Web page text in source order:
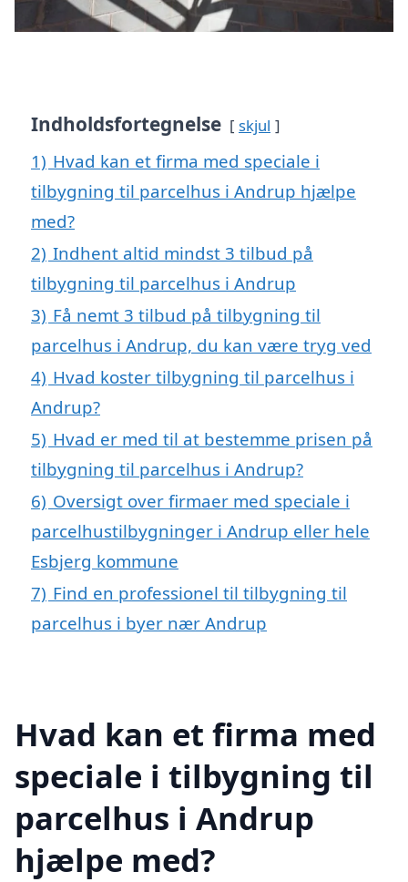
Indholdsfortegnelse skjul
1) Hvad kan et firma med speciale i
tilbygning til parcelhus i Andrup hjælpe
med?
2) Indhent altid mindst 3 tilbud på
tilbygning til parcelhus i Andrup
3) Få nemt 3 tilbud på tilbygning til
parcelhus i Andrup, du kan være tryg ved
4) Hvad koster tilbygning til parcelhus i
Andrup?
5) Hvad er med til at bestemme prisen på
tilbygning til parcelhus i Andrup?
6) Oversigt over firmaer med speciale i
parcelhustilbygninger i Andrup eller hele
Esbjerg kommune
7) Find en professionel til tilbygning til
parcelhus i byer nær Andrup
Hvad kan et firma med
speciale i tilbygning til
parcelhus i Andrup
hjælpe med?